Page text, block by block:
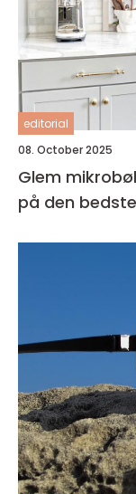
editorial
08. October 2025
Glem
på den